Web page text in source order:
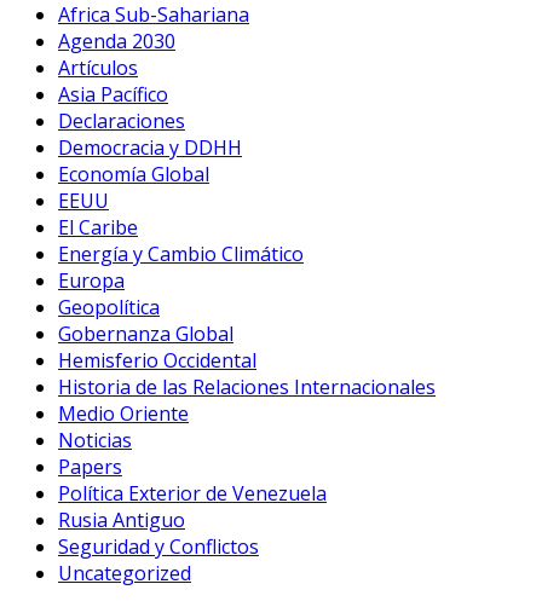
Africa Sub-Sahariana
Agenda 2030
Artículos
Asia Pacífico
Declaraciones
Democracia y DDHH
Economía Global
EEUU
El Caribe
Energía y Cambio Climático
Europa
Geopolítica
Gobernanza Global
Hemisferio Occidental
Historia de las Relaciones Internacionales
Medio Oriente
Noticias
Papers
Política Exterior de Venezuela
Rusia Antiguo
Seguridad y Conflictos
Uncategorized